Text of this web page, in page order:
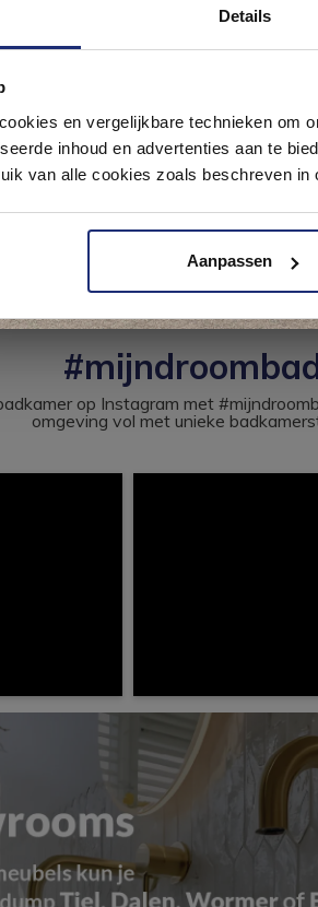
Details
en vergelijkbare technieken om
inhoud en advertenties aan te
van alle cookies zoals beschreven in
Aanpassen
afvoer!
op Instagram met
omgeving vol met unieke
Ontdek 21 complete
je inspireren door 21 volledig ingerichte
tot luxe. Onze ervaren adviseurs helpen
& sanitair direct uit voorraad. Gratis
Kom langs en ervaar zelf het